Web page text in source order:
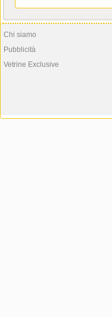
Chi siamo
Pubblicità
Vetrine Exclusive